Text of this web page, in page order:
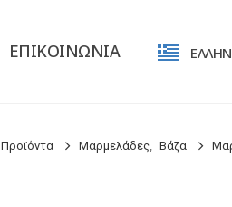
ΕΠΙΚΟΙΝΩΝΊΑ
Προϊόντα Μαρμελάδες Βάζα